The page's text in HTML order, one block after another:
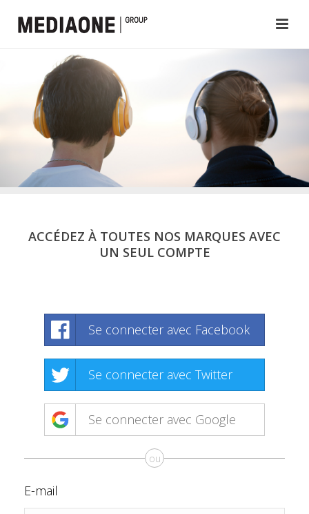
ACCÉDEZ À TOUTES NOS MARQUES AVEC
UN SEUL COMPTE
Se connecter avec Facebook
Se connecter avec Twitter
Se connecter avec Google
ou
E-mail